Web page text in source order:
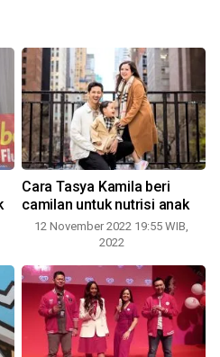
Cara Tasya Kamila beri
camilan untuk nutrisi anak
12 November 2022 19:55 WIB,
2022